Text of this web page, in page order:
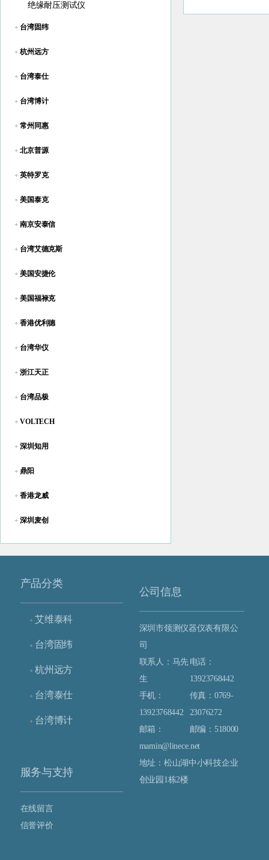
绝缘耐压测试仪
+ 台湾固纬
+ 杭州远方
+ 台湾泰仕
+ 台湾博计
+ 常州同惠
+ 北京普源
+ 英特罗克
+ 美国泰克
+ 南京安泰信
+ 台湾艾德克斯
+ 美国安捷伦
+ 美国福禄克
+ 香港优利德
+ 台湾华仪
+ 浙江天正
+ 台湾品极
+ VOLTECH
+ 深圳知用
+ 鼎阳
+ 香港龙威
+ 深圳麦创
产品分类
+ 艾维泰科
+ 台湾固纬
+ 杭州远方
+ 台湾泰仕
+ 台湾博计
公司信息
深圳市领测仪器仪表有限公
司
联系人：马先
生
电话：
13923768442
手机：
13923768442
传真：0769-
23076272
邮箱：
mamin@linece.net
邮编：518000
地址：松山湖中小科技企业
创业园1栋2楼
服务与支持
在线留言
信誉评价